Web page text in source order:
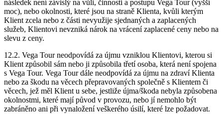
následek není závislý na vůli, činnosti a postupu Vega Tour (vyšší
moc), nebo okolnosti, které jsou na straně Klienta, kvůli kterým
Klient zcela nebo z části nevyužije sjednaných a zaplacených
služeb, Klientovi nevzniká nárok na vrácení zaplacené ceny nebo na
slevu z ceny.
12.2. Vega Tour neodpovídá za újmu vzniklou Klientovi, kterou si
Klient způsobil sám nebo ji způsobila třetí osoba, která není spojena
s Vega Tour. Vega Tour dále neodpovídá za újmu na zdraví Klienta
nebo za škodu na věcech přepravovaných společně s Klientem či
věcech, jež měl Klient u sebe, jestliže újma/škoda nebyla způsobena
okolnostmi, které mají původ v provozu, nebo jí nemohlo být
zabráněno ani při vynaložení veškerého úsilí, které lze požadovat.